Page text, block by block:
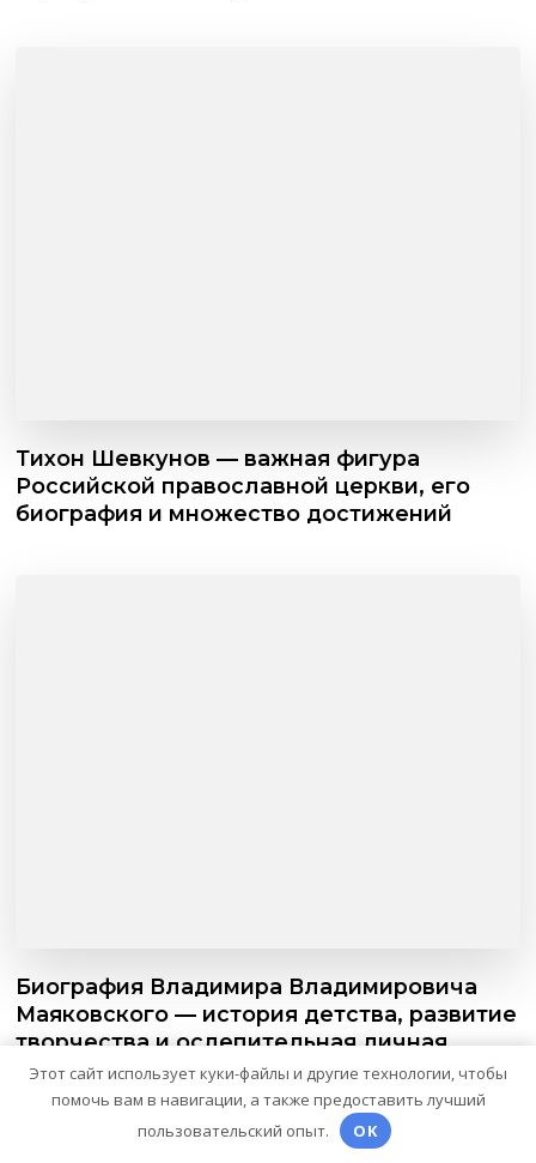
Тихон Шевкунов — важная фигура
Российской православной церкви, его
биография и множество достижений
Биография Владимира Владимировича
Маяковского — история детства, развитие
творчества и ослепительная личная
жизнь великого поэта
Этот сайт использует куки-файлы и другие технологии, чтобы
помочь вам в навигации, а также предоставить лучший
пользовательский опыт.
OK